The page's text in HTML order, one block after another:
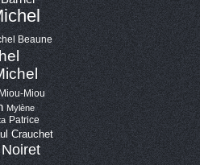
Beaune
Miou-Miou
Mylène
Patrice
Crauchet